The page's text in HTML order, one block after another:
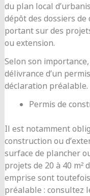
du plan local
dépôt des dossiers de
portant sur des
ou extension.
Selon son
délivrance d’un
déclaration préalable.
Permis de
Il est notamment
construction ou
surface de plancher
projets de 20 à 40 m²
emprise sont
préalable : consultez